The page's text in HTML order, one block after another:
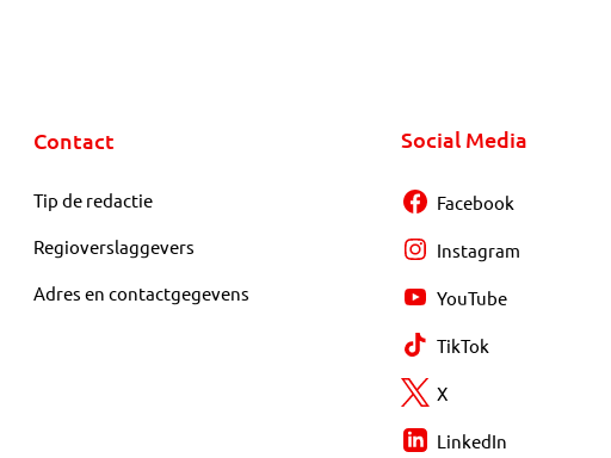
Contact
Tip de redactie
Regioverslaggevers
Adres en contactgegevens
Social Media
Facebook
Instagram
YouTube
TikTok
X
LinkedIn